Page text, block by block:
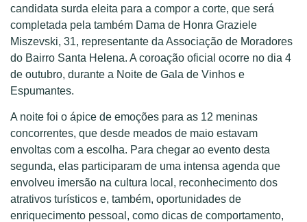
candidata surda eleita para a compor a corte, que será
completada pela também Dama de Honra Graziele
Miszevski, 31, representante da Associação de Moradores
do Bairro Santa Helena. A coroação oficial ocorre no dia 4
de outubro, durante a Noite de Gala de Vinhos e
Espumantes.
A noite foi o ápice de emoções para as 12 meninas
concorrentes, que desde meados de maio estavam
envoltas com a escolha. Para chegar ao evento desta
segunda, elas participaram de uma intensa agenda que
envolveu imersão na cultura local, reconhecimento dos
atrativos turísticos e, também, oportunidades de
enriquecimento pessoal, como dicas de comportamento,